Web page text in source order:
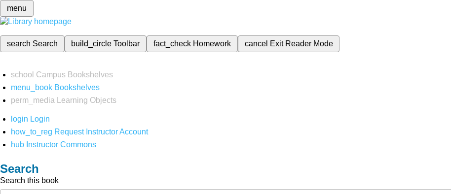
menu
search Search build_circleToolbar fact_check Homework cancel Exit Reader Mode
school Campus Bookshelves
menu_book Bookshelves
perm_media
Learning Objects
login Login
how_to_reg Request Instructor Account
hub Instructor Commons
Search
Search this book